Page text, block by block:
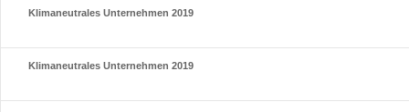
Klimaneutrales Unternehmen 2019
Klimaneutrales Unternehmen 2019